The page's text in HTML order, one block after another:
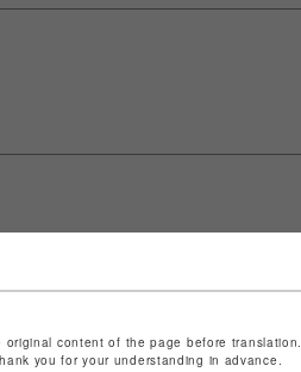
SHOP TOP
content of the page before translation.
you for your understanding in advance.